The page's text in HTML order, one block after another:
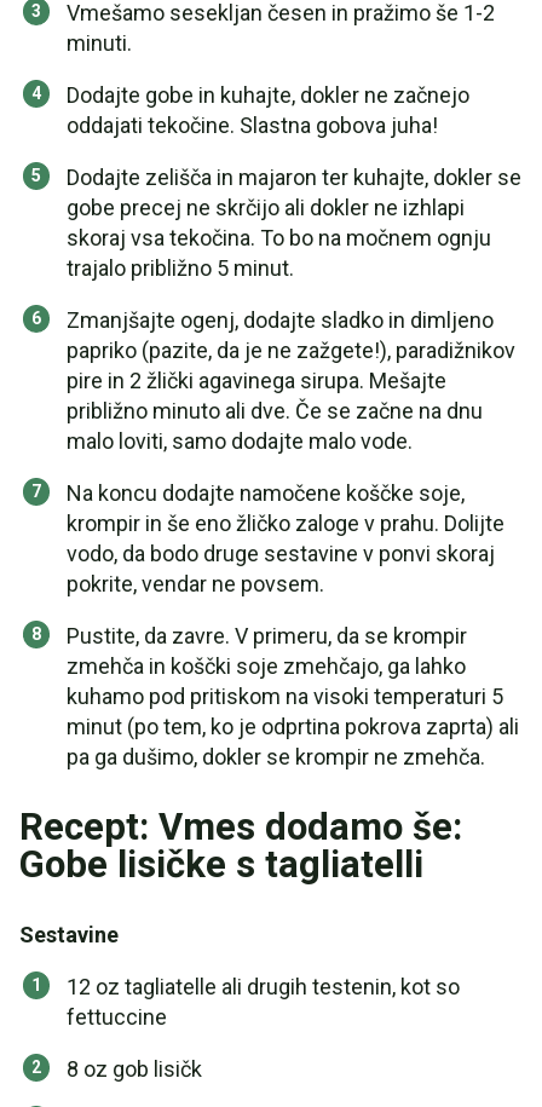
Vmešamo sesekljan česen in pražimo še 1-2
minuti.
Dodajte gobe in kuhajte, dokler ne začnejo
oddajati tekočine. Slastna gobova juha!
Dodajte zelišča in majaron ter kuhajte, dokler se
gobe precej ne skrčijo ali dokler ne izhlapi
skoraj vsa tekočina. To bo na močnem ognju
trajalo približno 5 minut.
Zmanjšajte ogenj, dodajte sladko in dimljeno
papriko (pazite, da je ne zažgete!), paradižnikov
pire in 2 žlički agavinega sirupa. Mešajte
približno minuto ali dve. Če se začne na dnu
malo loviti, samo dodajte malo vode.
Na koncu dodajte namočene koščke soje,
krompir in še eno žličko zaloge v prahu. Dolijte
vodo, da bodo druge sestavine v ponvi skoraj
pokrite, vendar ne povsem.
Pustite, da zavre. V primeru, da se krompir
zmehča in koščki soje zmehčajo, ga lahko
kuhamo pod pritiskom na visoki temperaturi 5
minut (po tem, ko je odprtina pokrova zaprta) ali
pa ga dušimo, dokler se krompir ne zmehča.
Recept: Vmes dodamo še:
Gobe lisičke s tagliatelli
Sestavine
12 oz tagliatelle ali drugih testenin, kot so
fettuccine
8 oz gob lisičk